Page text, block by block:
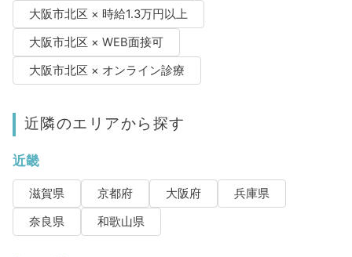
大阪市北区 × 時給1.3万円以上
大阪市北区 × WEB面接可
大阪市北区 × オンライン診療
近隣のエリアから探す
近畿
滋賀県 京都府 大阪府
兵庫県
奈良県
和歌山県